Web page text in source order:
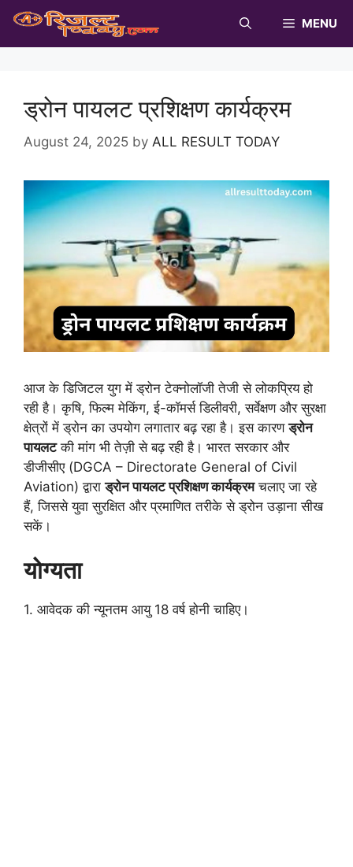
Skip
content
MENU
ड्रोन पायलट प्रशिक्षण कार्यक्रम
August 24, 2025 by ALL RESULT TODAY
आज के डिजिटल युग में ड्रोन टेक्नोलॉजी तेजी से लोकप्रिय हो
रही है। कृषि, फिल्म मेकिंग, ई-कॉमर्स डिलीवरी, सर्वेक्षण और सुरक्षा
क्षेत्रों में ड्रोन का उपयोग लगातार बढ़ रहा है। इस कारणड्रोन
पायलटकी मांग भी तेज़ी से बढ़ रही है। भारत सरकार और
डीजीसीए (DGCA – Directorate General of Civil
Aviation) द्वाराड्रोन पायलट प्रशिक्षण कार्यक्रमचलाए जा रहे
हैं, जिससे युवा सुरक्षित और प्रमाणित तरीके से ड्रोन उड़ाना सीख
सकें।
योग्यता
1. आवेदक की न्यूनतम आयु 18 वर्ष होनी चाहिए।